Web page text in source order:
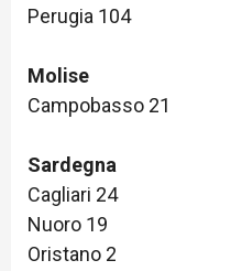
Perugia 104
Molise
Campobasso 21
Sardegna
Cagliari 24
Nuoro 19
Oristano 2